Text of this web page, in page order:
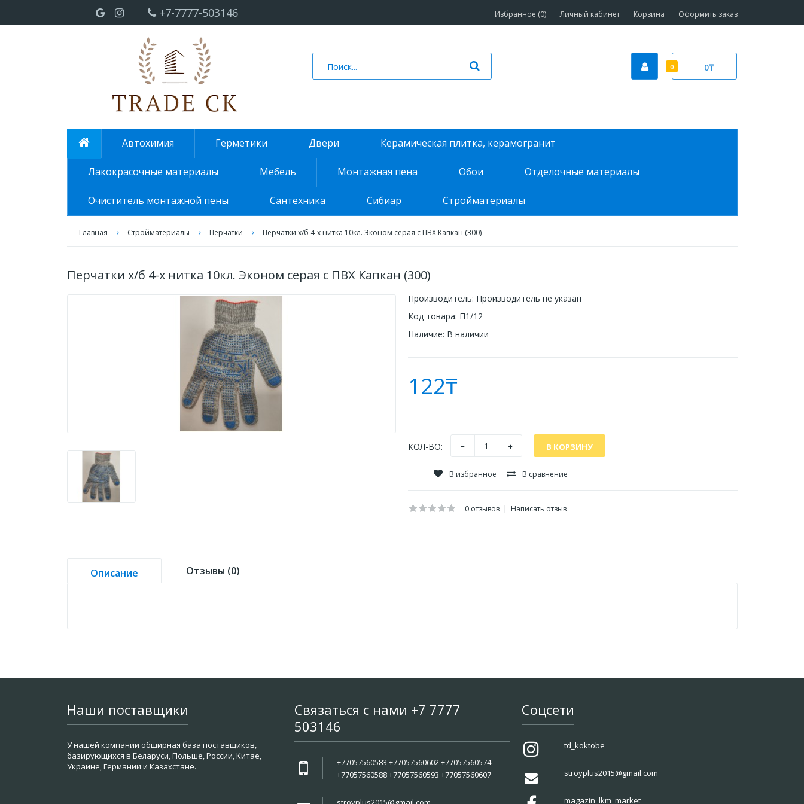
+7-7777-503146 Избранное (0) Личный кабинет Корзина Оформить заказ
0 0₸
Автохимия Герметики Двери Керамическая плитка, керамогранит
Лакокрасочные материалы Мебель Монтажная пена Обои Отделочные материалы
Очиститель монтажной пены Сантехника Сибиар Стройматериалы
Главная Стройматериалы Перчатки Перчатки х/б 4-х нитка 10кл. Эконом серая с ПВХ Капкан (300)
Перчатки х/б 4-х нитка 10кл. Эконом серая с ПВХ Капкан (300)
Производитель: Производитель не указан
Код товара: П1/12
Наличие: В наличии
122₸
КОЛ-ВО:
В избранное В сравнение
0 отзывов | Написать отзыв
Описание Отзывы (0)
Наши поставщики
У нашей компании обширная база поставщиков,
базирующихся в Беларуси, Польше, России, Китае,
Украине, Германии и Казахстане.
Связаться с нами +7 7777
503146
+77057560583 +77057560602 +77057560574
+77057560588 +77057560593 +77057560607
Соцсети
td_koktobe
stroyplus2015@gmail.com
magazin_lkm_market